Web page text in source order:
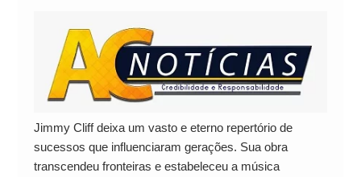
Jimmy Cliff deixa um vasto e eterno repertório de
sucessos que influenciaram gerações. Sua obra
transcendeu fronteiras e estabeleceu a música